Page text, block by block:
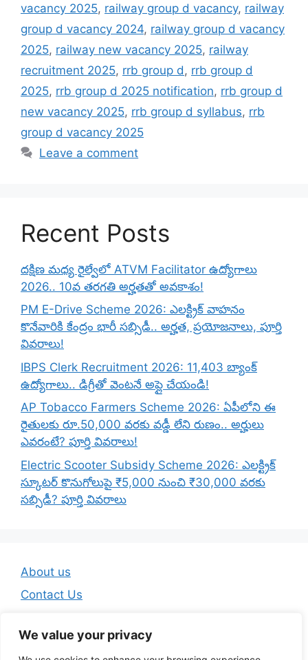
We value your privacy
vacancy 2025, railway group d vacancy, railway
group d vacancy 2024, railway group d vacancy
2025, railway new vacancy 2025, railway
recruitment 2025, rrb group d , rrb group d
2025, rrb group d 2025 notification, rrb group d
new vacancy 2025, rrb group d syllabus, rrb
group d vacancy 2025
Leave a comment
Recent Posts
దక్షిణ మధ్య రైల్వేలో ATVM Facilitator ఉద్యోగాలు
2026.. 10వ తరగతి అర్హతతో అవకాశం!
PM E-Drive Scheme 2026: ఎలక్ట్రిక్ వాహనం
కొనేవారికి కేంద్రం భారీ సబ్సిడీ.. అర్హత, ప్రయోజనాలు, పూర్తి
వివరాలు!
IBPS Clerk Recruitment 2026: 11,403 బ్యాంక్
ఉద్యోగాలు.. డిగ్రీతో వెంటనే అప్లై చేయండి!
AP Tobacco Farmers Scheme 2026: ఏపీలోని ఈ
రైతులకు రూ.50,000 వరకు వడ్డీ లేని రుణం.. అర్హులు
ఎవరంటే? పూర్తి వివరాలు!
Electric Scooter Subsidy Scheme 2026: ఎలక్ట్రిక్
స్కూటర్ కొనుగోలుపై ₹5,000 నుంచి ₹30,000 వరకు
సబ్సిడీ? పూర్తి వివరాలు
About us
Contact Us
Privacy Policy